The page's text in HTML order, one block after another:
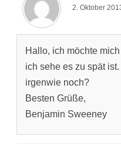
2. Oktober
Hallo, ich möchte
ich sehe es zu spät
irgenwie noch?
Besten Grüße,
Benjamin Sweeney